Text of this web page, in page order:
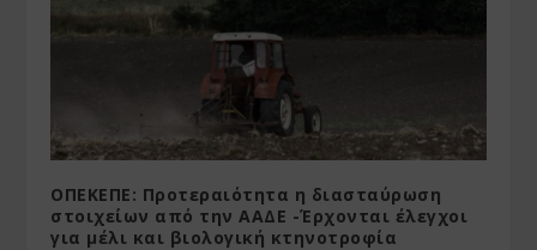
ΟΠΕΚΕΠΕ: Προτεραιότητα η διασταύρωση
στοιχείων από την ΑΑΔΕ -Έρχονται έλεγχοι
για μέλι και βιολογική κτηνοτροφία